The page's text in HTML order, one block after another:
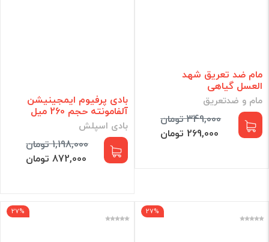
مام ضد تعریق شهد
العسل گیاهی
مام و ضدتعریق
349,000 تومان
269,000 تومان
بادی پرفیوم ایمجینیشن
آلفامونته حجم 260 میل
بادی اسپلش
1,198,000 تومان
872,000 تومان
27%
27%